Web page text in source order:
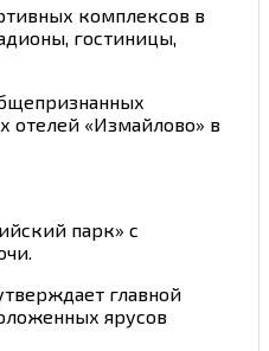
комплексов в
гостиницы,
отелей «Измайлово» в
парк» с
главной
ярусов